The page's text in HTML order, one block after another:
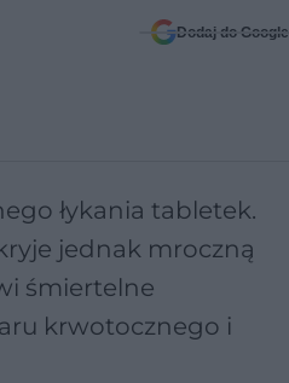
Dodaj do Google
łykania tabletek.
jednak mroczną
śmiertelne
krwotocznego i